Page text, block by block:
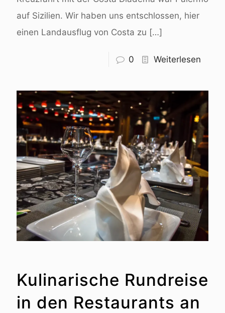
auf Sizilien. Wir haben uns entschlossen, hier
einen Landausflug von Costa zu […]
0 Weiterlesen
Kulinarische Rundreise
in den Restaurants an